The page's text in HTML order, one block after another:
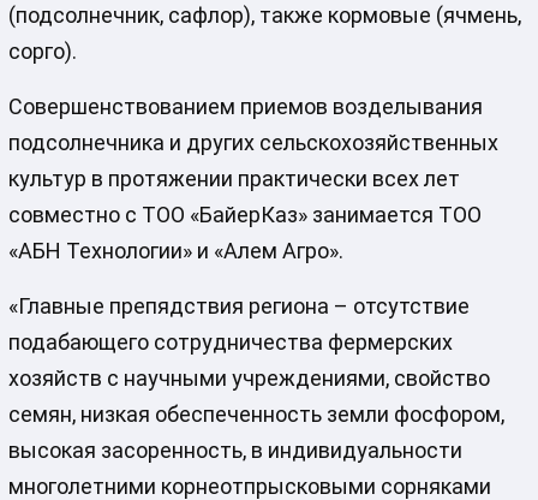
(подсолнечник, сафлор), также кормовые (ячмень,
сорго).
Совершенствованием приемов возделывания
подсолнечника и других сельскохозяйственных
культур в протяжении практически всех лет
совместно с ТОО «БайерКаз» занимается ТОО
«АБН Технологии» и «Алем Агро».
«Главные препядствия региона – отсутствие
подабающего сотрудничества фермерских
хозяйств с научными учреждениями, свойство
семян, низкая обеспеченность земли фосфором,
высокая засоренность, в индивидуальности
многолетними корнеотпрысковыми сорняками